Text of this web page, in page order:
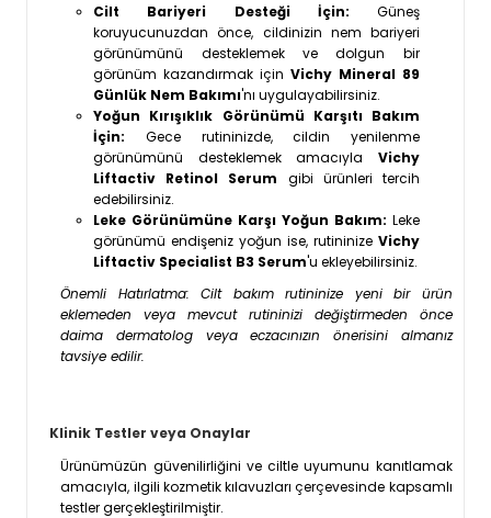
Cilt Bariyeri Desteği İçin: Güneş
koruyucunuzdan önce, cildinizin nem bariyeri
görünümünü desteklemek ve dolgun bir
görünüm kazandırmak için Vichy Mineral 89
Günlük Nem Bakımı'nı uygulayabilirsiniz.
Yoğun Kırışıklık Görünümü Karşıtı Bakım
İçin: Gece rutininizde, cildin yenilenme
görünümünü desteklemek amacıyla Vichy
Liftactiv Retinol Serum gibi ürünleri tercih
edebilirsiniz.
Leke Görünümüne Karşı Yoğun Bakım: Leke
görünümü endişeniz yoğun ise, rutininize Vichy
Liftactiv Specialist B3 Serum'u ekleyebilirsiniz.
Önemli Hatırlatma: Cilt bakım rutininize yeni bir ürün
eklemeden veya mevcut rutininizi değiştirmeden önce
daima dermatolog veya eczacınızın önerisini almanız
tavsiye edilir.
Klinik Testler veya Onaylar
Ürünümüzün güvenilirliğini ve ciltle uyumunu kanıtlamak
amacıyla, ilgili kozmetik kılavuzları çerçevesinde kapsamlı
testler gerçekleştirilmiştir.